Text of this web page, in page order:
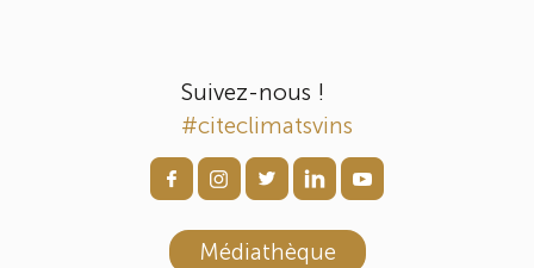
Suivez-nous !
#citeclimatsvins
Médiathèque